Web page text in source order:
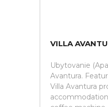
VILLA
Ubytovanie
Avantura.
Villa Avantura